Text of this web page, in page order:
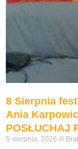
8 Sierpnia
Ania
POSŁUCHAJ
5 sierpnia, 2026